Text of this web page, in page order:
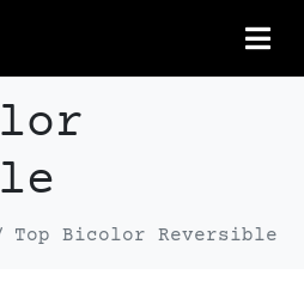
Top Bicolor Reversible